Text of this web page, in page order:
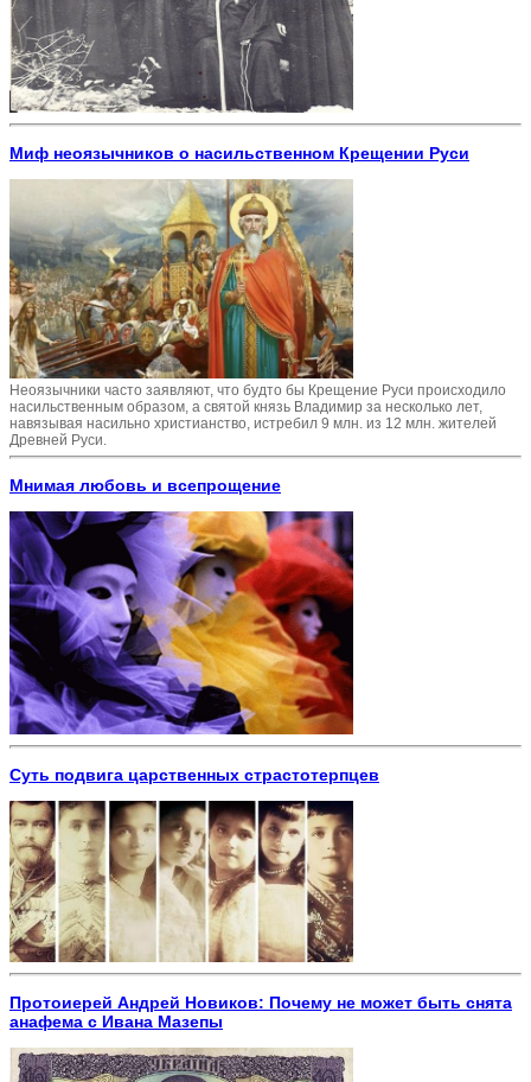
Миф неоязычников о насильственном Крещении Руси
Неоязычники часто заявляют, что будто бы Крещение Руси происходило
насильственным образом, а святой князь Владимир за несколько лет,
навязывая насильно христианство, истребил 9 млн. из 12 млн. жителей
Древней Руси.
Мнимая любовь и всепрощение
Суть подвига царственных страстотерпцев
Протоиерей Андрей Новиков: Почему не может быть снята
анафема с Ивана Мазепы